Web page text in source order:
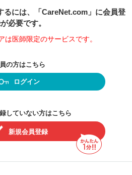
るには、「CareNet.com」に会員登
必要です。
は医師限定のサービスです。
の方はこちら
ログイン
していない方はこちら
新規会員登録